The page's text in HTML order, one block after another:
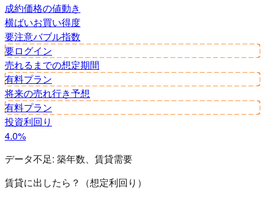
成約価格の値動き
横ばいお買い得度
要注意バブル指数
要ログイン
売れるまでの想定期間
有料プラン
将来の売れ行き予想
有料プラン
投資利回り
4.0%
データ不足: 築年数、賃貸需要
賃貸に出したら？（想定利回り）